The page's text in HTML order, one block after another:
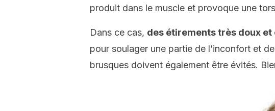
produit dans le muscle et provoque une
Dans ce cas, des étirements très doux
pour soulager une partie de l’inconfort et
brusques doivent également être évités.